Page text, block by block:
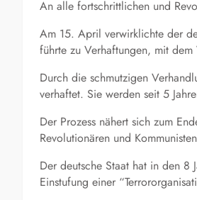
An alle fortschrittlichen und
Am 15. April verwirklichte der
führte zu Verhaftungen, mit
Durch die schmutzigen
verhaftet. Sie werden seit 5
Der Prozess nähert sich zum
Revolutionären und
Der deutsche Staat hat in den 8
Einstufung einer